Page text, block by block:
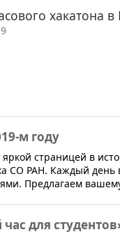
хакатона
м году
яркой страницей в
СО РАН. Каждый день
Предлагаем
для